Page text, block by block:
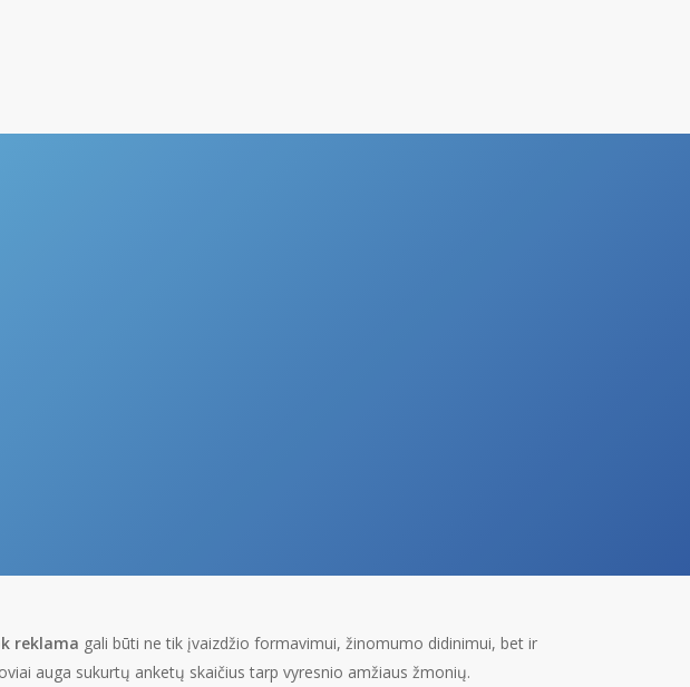
reklama gali būti ne tik įvaizdžio formavimui, žinomumo didinimui, bet ir
auga sukurtų anketų skaičius tarp vyresnio amžiaus žmonių.